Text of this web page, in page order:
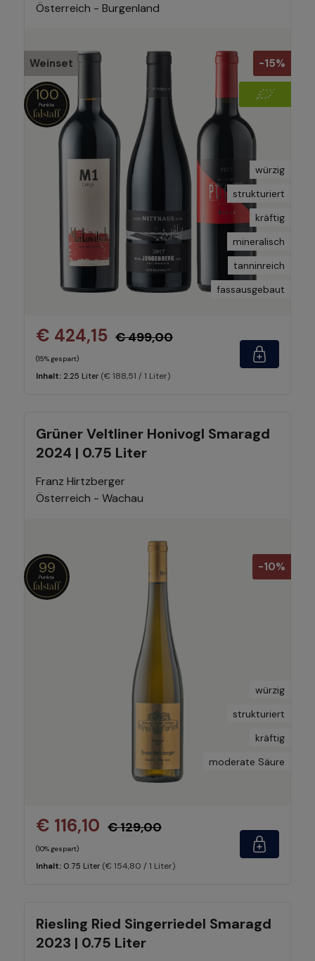
Österreich - Burgenland
-15%
Weinset
100
würzig
strukturiert
kräftig
mineralisch
tanninreich
fassausgebaut
€ 424,15 € 499,00
(15% gespart)
Inhalt: 2.25 Liter (€ 188,51 / 1 Liter)
Grüner Veltliner Honivogl Smaragd
2024 | 0.75 Liter
Franz Hirtzberger
Österreich - Wachau
-10%
99
würzig
strukturiert
kräftig
moderate Säure
€ 116,10 € 129,00
(10% gespart)
Inhalt: 0.75 Liter (€ 154,80 / 1 Liter)
Riesling Ried Singerriedel Smaragd
2023 | 0.75 Liter